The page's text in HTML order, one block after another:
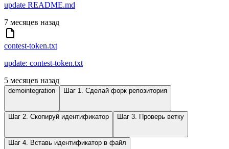
update README.md
7 месяцев назад
contest-token.txt
update: contest-token.txt
5 месяцев назад
demointegration Шаг 1. Сделай форк репозитория
Шаг 2. Скопируй идентификатор Шаг 3. Проверь ветку
Шаг 4. Вставь идентификатор в файл